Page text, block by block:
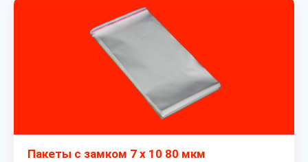
Пакеты с замком 7 х 10 80 мкм